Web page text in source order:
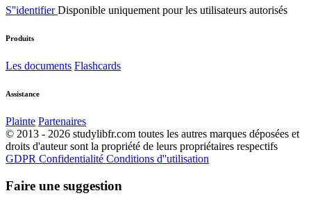
S''identifierDisponible uniquement pour les utilisateurs autorisés
Produits
Les documents Flashcards
Assistance
Plainte Partenaires
© 2013 - 2026 studylibfr.com toutes les autres marques déposées et
droits d'auteur sont la propriété de leurs propriétaires respectifs
GDPR Confidentialité Conditions d''utilisation
Faire une suggestion